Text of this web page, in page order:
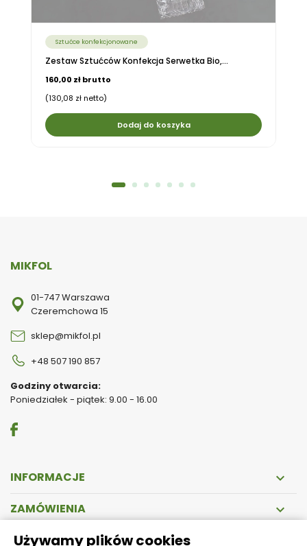
Sztućce konfekcjonowane
Zestaw Sztućców Konfekcja Serwetka Bio,...
160,00 zł brutto
(130,08 zł netto)
Dodaj do koszyka
MIKFOL
01-747 Warszawa
Czeremchowa 15
sklep@mikfol.pl
+48 507 190 857
Godziny otwarcia:
Poniedziałek - piątek: 9.00 - 16.00
INFORMACJE 
ZAMÓWIENIA 
Używamy plików cookies